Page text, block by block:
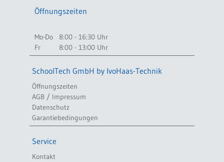
Öffnungszeiten
Mo-Do
8:00 - 16:30 Uhr
Fr
8:00 - 13:00 Uhr
SchoolTech GmbH by IvoHaas-Technik
Öffnungszeiten
AGB / Impressum
Datenschutz
Garantiebedingungen
Service
Kontakt